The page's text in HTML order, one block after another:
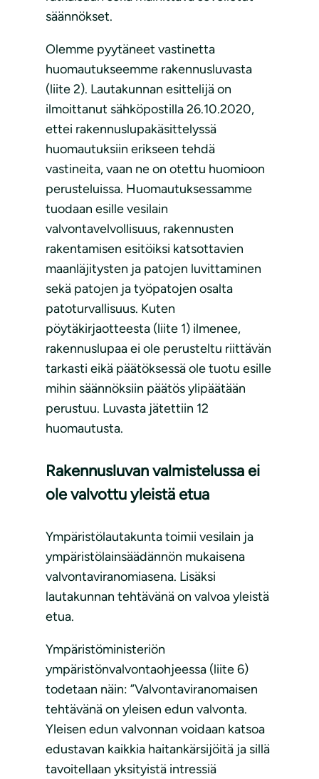
säännökset.
Olemme pyytäneet vastinetta
huomautukseemme rakennusluvasta
(liite 2). Lautakunnan esittelijä on
ilmoittanut sähköpostilla 26.10.2020,
ettei rakennuslupakäsittelyssä
huomautuksiin erikseen tehdä
vastineita, vaan ne on otettu huomioon
perusteluissa. Huomautuksessamme
tuodaan esille vesilain
valvontavelvollisuus, rakennusten
rakentamisen esitöiksi katsottavien
maanläjitysten ja patojen luvittaminen
sekä patojen ja työpatojen osalta
patoturvallisuus. Kuten
pöytäkirjaotteesta (liite 1) ilmenee,
rakennuslupaa ei ole perusteltu riittävän
tarkasti eikä päätöksessä ole tuotu esille
mihin säännöksiin päätös ylipäätään
perustuu. Luvasta jätettiin 12
huomautusta.
Rakennusluvan valmistelussa ei
ole valvottu yleistä etua
Ympäristölautakunta toimii vesilain ja
ympäristölainsäädännön mukaisena
valvontaviranomiasena. Lisäksi
lautakunnan tehtävänä on valvoa yleistä
etua.
Ympäristöministeriön
ympäristönvalvontaohjeessa (liite 6)
todetaan näin: ”Valvontaviranomaisen
tehtävänä on yleisen edun valvonta.
Yleisen edun valvonnan voidaan katsoa
edustavan kaikkia haitankärsijöitä ja sillä
tavoitellaan yksityistä intressiä